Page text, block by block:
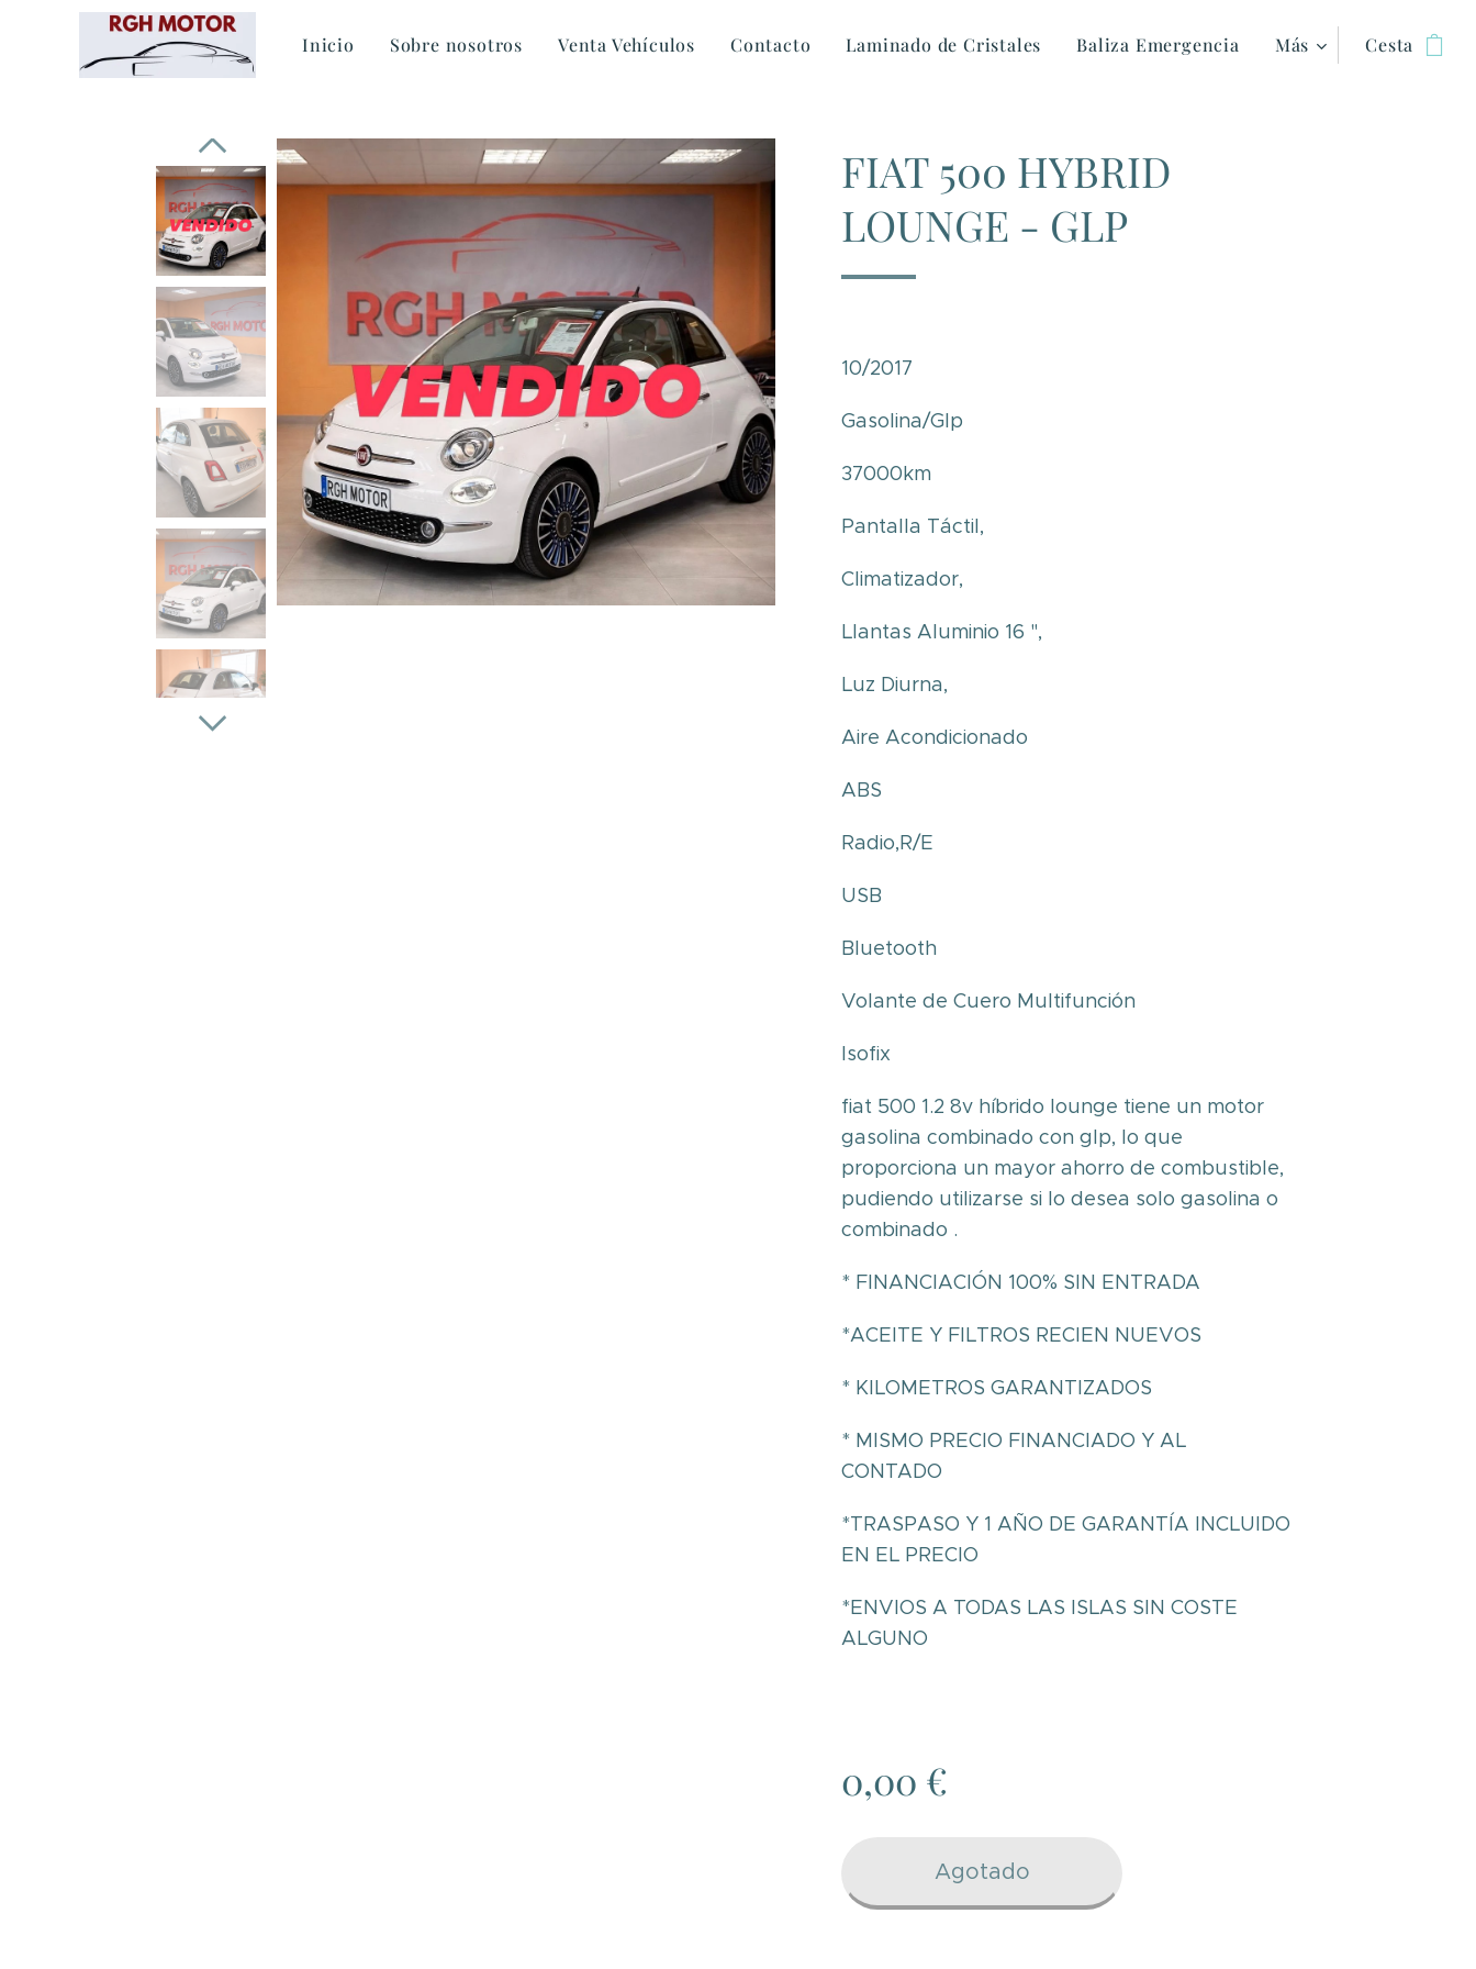
Inicio Sobre nosotros Venta Vehículos Contacto Laminado de Cristales Baliza Emergencia Más Cesta
FIAT 500 HYBRID
LOUNGE - GLP
10/2017
Gasolina/Glp
37000km
Pantalla Táctil,
Climatizador,
Llantas Aluminio 16 ",
Luz Diurna,
Aire Acondicionado
ABS
Radio,R/E
USB
Bluetooth
Volante de Cuero Multifunción
Isofix
fiat 500 1.2 8v híbrido lounge tiene un motor
gasolina combinado con glp, lo que
proporciona un mayor ahorro de combustible,
pudiendo utilizarse si lo desea solo gasolina o
combinado .
* FINANCIACIÓN 100% SIN ENTRADA
*ACEITE Y FILTROS RECIEN NUEVOS
* KILOMETROS GARANTIZADOS
* MISMO PRECIO FINANCIADO Y AL
CONTADO
*TRASPASO Y 1 AÑO DE GARANTÍA INCLUIDO
EN EL PRECIO
*ENVIOS A TODAS LAS ISLAS SIN COSTE
ALGUNO
0,00 €
Agotado